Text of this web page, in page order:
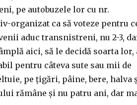
pe autobuzele lor cu nr.
organizat ca să voteze pentru
aduc transnistreni, nu 2-3,
aici, să le decidă soarta lor,
pentru câteva sute sau mii de
pe țigări, pâine, bere, halva
rămâne și nu patru ani, dar